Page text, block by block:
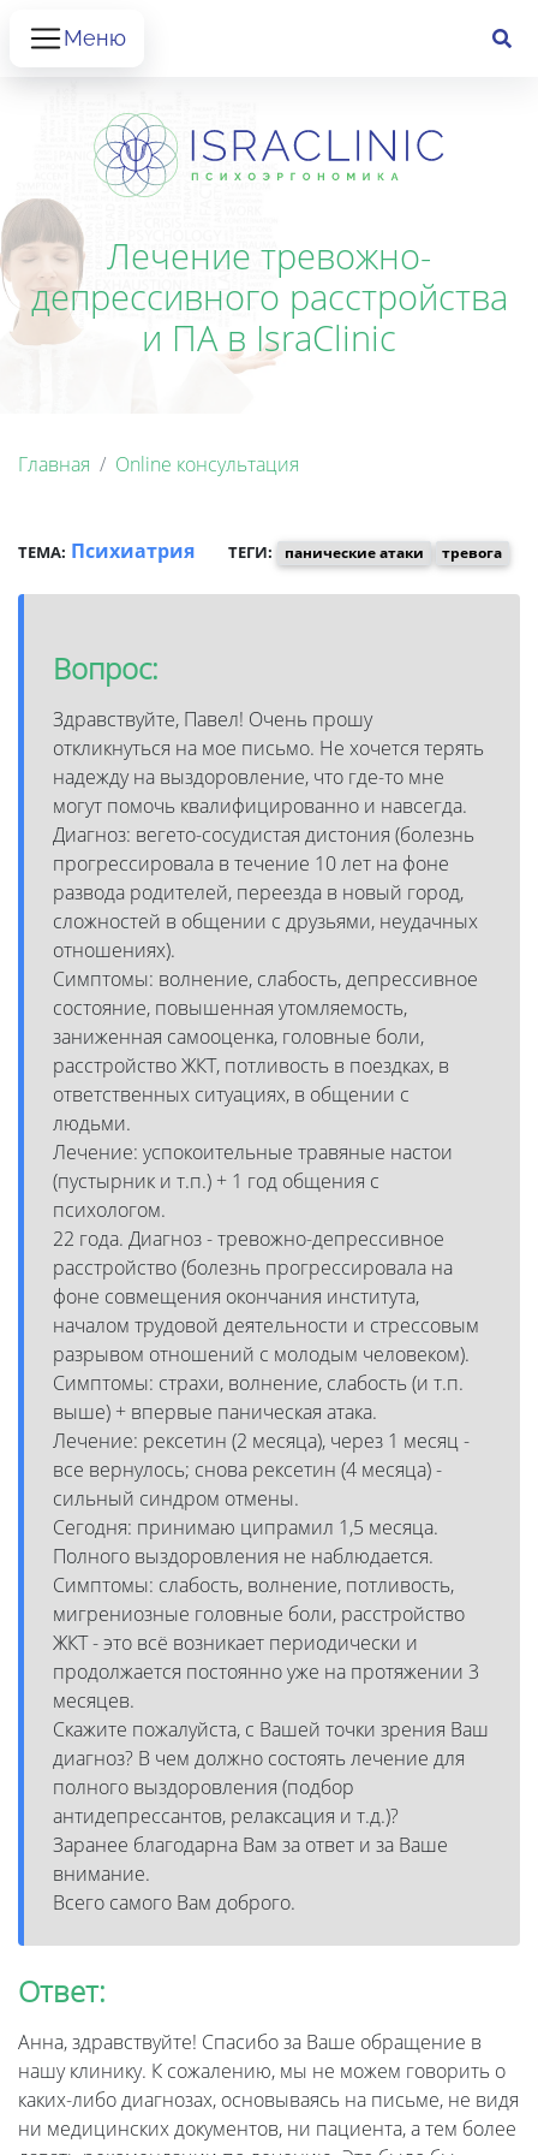
Меню
Лечение тревожно-
депрессивного расстройства
и ПА в IsraClinic
Главная Online консультация
ТЕМА: Психиатрия ТЕГИ: панические атаки тревога
Вопрос:
Здравствуйте, Павел! Очень прошу
откликнуться на мое письмо. Не хочется терять
надежду на выздоровление, что где-то мне
могут помочь квалифицированно и навсегда.
Диагноз: вегето-сосудистая дистония (болезнь
прогрессировала в течение 10 лет на фоне
развода родителей, переезда в новый город,
сложностей в общении с друзьями, неудачных
отношениях).
Симптомы: волнение, слабость, депрессивное
состояние, повышенная утомляемость,
заниженная самооценка, головные боли,
расстройство ЖКТ, потливость в поездках, в
ответственных ситуациях, в общении с
людьми.
Лечение: успокоительные травяные настои
(пустырник и т.п.) + 1 год общения с
психологом.
22 года. Диагноз - тревожно-депрессивное
расстройство (болезнь прогрессировала на
фоне совмещения окончания института,
началом трудовой деятельности и стрессовым
разрывом отношений с молодым человеком).
Симптомы: страхи, волнение, слабость (и т.п.
выше) + впервые паническая атака.
Лечение: рексетин (2 месяца), через 1 месяц -
все вернулось; снова рексетин (4 месяца) -
сильный синдром отмены.
Сегодня: принимаю ципрамил 1,5 месяца.
Полного выздоровления не наблюдается.
Симптомы: слабость, волнение, потливость,
мигрениозные головные боли, расстройство
ЖКТ - это всё возникает периодически и
продолжается постоянно уже на протяжении 3
месяцев.
Скажите пожалуйста, с Вашей точки зрения Ваш
диагноз? В чем должно состоять лечение для
полного выздоровления (подбор
антидепрессантов, релаксация и т.д.)?
Заранее благодарна Вам за ответ и за Ваше
внимание.
Всего самого Вам доброго.
Ответ:
Анна, здравствуйте! Спасибо за Ваше обращение в
нашу клинику. К сожалению, мы не можем говорить о
каких-либо диагнозах, основываясь на письме, не видя
ни медицинских документов, ни пациента, а тем более